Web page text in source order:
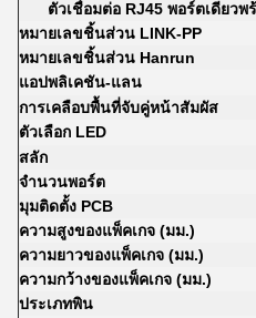
ตัวเชื่อมต่อ RJ45 พอร์ตเดียว
หมายเลขชิ้นส่วน LINK-PP
หมายเลขชิ้นส่วน Hanrun
แอปพลิเคชัน-แลน
การเคลือบพื้นที่จับคู่หน้าสัมผัส
ตัวเลือก LED
สลัก
จำนวนพอร์ต
มุมติดตั้ง PCB
ความสูงของแพ็คเกจ (มม.)
ความยาวของแพ็คเกจ (มม.)
ความกว้างของแพ็คเกจ (มม.)
ประเภทพิน